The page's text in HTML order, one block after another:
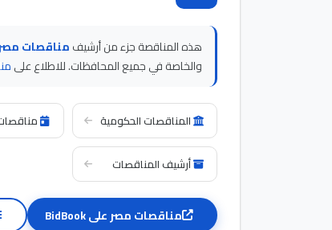
هذه المناقصة جزء من أرشيفمناقصات
والخاصة في جميع المحافظات. للاطلاع على
المناقصات الحكومية
أرشيف المناقصات
مناقصات مصر على BidBook